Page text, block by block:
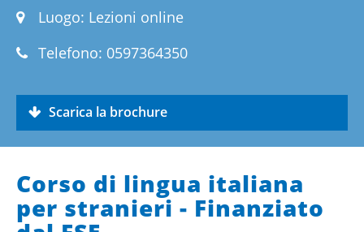
Corso di lingua italiana
per stranieri - Finanziato
Luogo: Lezioni online
Telefono: 0597364350
Scarica la brochure